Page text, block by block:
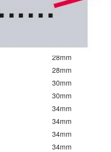
42,5mm
42,5mm
28mm
28mm
30mm
30mm
34mm
34mm
34mm
34mm